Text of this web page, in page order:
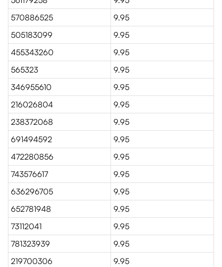
570886525
9.95
505183099
9.95
455343260
9.95
565323
9.95
346955610
9.95
216026804
9.95
238372068
9.95
691494592
9.95
472280856
9.95
743576617
9.95
636296705
9.95
652781948
9.95
73112041
9.95
781323939
9.95
219700306
9.95